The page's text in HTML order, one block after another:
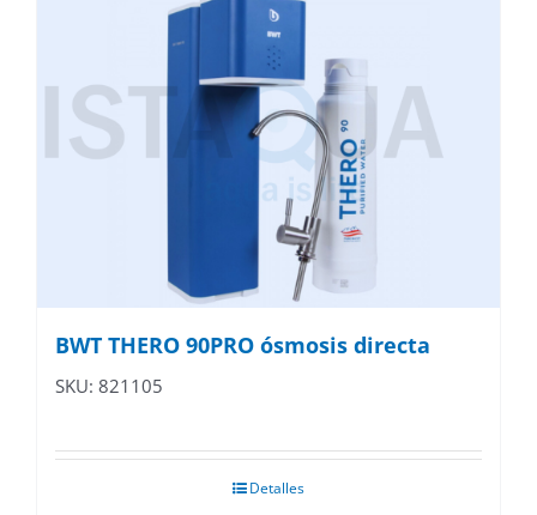
BWT THERO 90PRO ósmosis directa
SKU: 821105
Detalles